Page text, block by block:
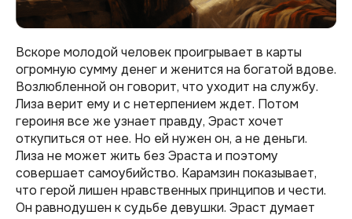
Вскоре молодой человек проигрывает в карты
огромную сумму денег и женится на богатой вдове.
Возлюбленной он говорит, что уходит на службу.
Лиза верит ему и с нетерпением ждет. Потом
героиня все же узнает правду, Эраст хочет
откупиться от нее. Но ей нужен он, а не деньги.
Лиза не может жить без Эраста и поэтому
совершает самоубийство. Карамзин показывает,
что герой лишен нравственных принципов и чести.
Он равнодушен к судьбе девушки. Эраст думает